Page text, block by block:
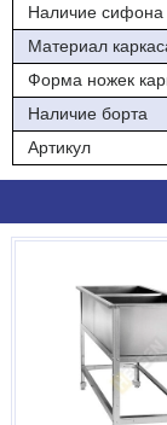
Наличие сифона
Материал
Форма ножек
Наличие борта
Артикул